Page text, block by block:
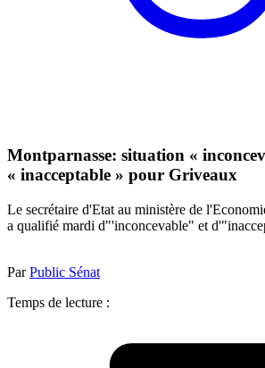
Montparnasse: situation «
« inacceptable » pour Griveaux
Le secrétaire d'Etat au ministère de
a qualifié mardi d"'inconcevable" et
ParPublic Sénat
Temps de lecture :